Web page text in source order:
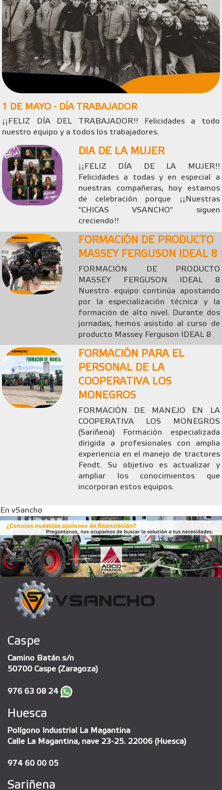
1 DE MAYO - DÍA TRABAJADOR
¡¡FELIZ DÍA DEL TRABAJADOR!! Felicidades a todo
nuestro equipo y a todos los trabajadores.
DIA DE LA MUJER
¡¡FELIZ DÍA DE LA MUJER!!
Felicidades a todas y en especial a
nuestras compañeras, hoy estamos
de celebración porque ¡¡Nuestras
"CHICAS VSANCHO" siguen
creciendo!!
FORMACIÓN DE PRODUCTO
MASSEY FERGUSON IDEAL 8
FORMACIÓN DE PRODUCTO
MASSEY FERGUSON IDEAL 8
Nuestro equipo continúa apostando
por la especialización técnica y la
formación de alto nivel. Durante dos
jornadas, hemos asistido al curso de
producto Massey Ferguson IDEAL 8
FORMACIÓN PARA EL
PERSONAL DE LA
COOPERATIVA LOS
MONEGROS
FORMACIÓN DE MANEJO EN LA
COOPERATIVA LOS MONEGROS
(Sariñena) Formación especializada
dirigida a profesionales con amplia
experiencia en el manejo de tractores
Fendt. Su objetivo es actualizar y
ampliar los conocimientos que
incorporan estos equipos.
En vSancho
Caspe
Camino Batán s/n
50700 Caspe (Zaragoza)
976 63 08 24
Huesca
Polígono Industrial La Magantina
Calle La Magantina, nave 23-25. 22006 (Huesca)
974 60 00 05
Sariñena